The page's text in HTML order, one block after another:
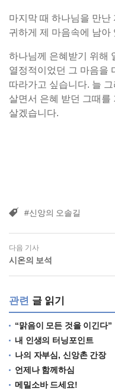
마지막 때 하나님을 만난
귀하게 제 마음속에 남아
하나님께 은혜받기 위해
열정적이었던 그 마음을
따라가고 싶습니다. 늘
살면서 은혜 받던 그때를
살겠습니다.
#신앙의 오솔길
다음 기사
시온의 보석
관련 글 읽기
“맑음이 모든 것을 이긴다”
내 인생의 터닝포인트
나의 자부심, 신앙촌 간장
언제나 함께하심
메밀소바 드세요!